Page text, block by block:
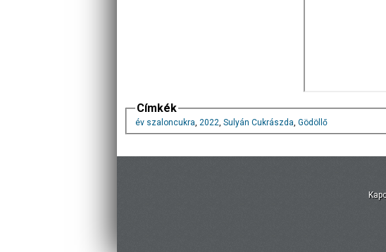
Címkék
év szaloncukra, 2022, Sulyán Cukrászda, Gödöllő